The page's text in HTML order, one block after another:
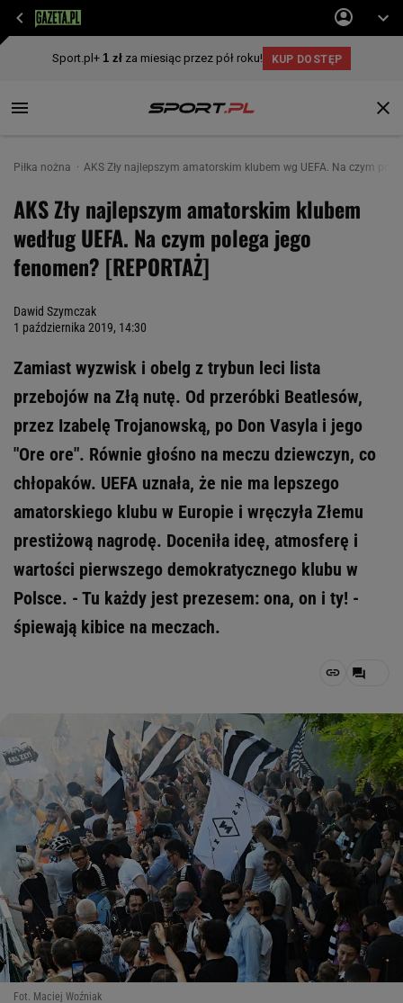
Piłka nożna AKS Zły najlepszym amatorskim klubem wg UEFA. Na czym
AKS Zły najlepszym amatorskim klubem
według UEFA. Na czym polega jego
fenomen? [REPORTAŻ]
Dawid Szymczak
1 października 2019, 14:30
Zamiast wyzwisk i obelg z trybun leci lista
przebojów na Złą nutę. Od przeróbki Beatlesów,
przez Izabelę Trojanowską, po Don Vasyla i jego
"Ore ore". Równie głośno na meczu dziewczyn, co
chłopaków. UEFA uznała, że nie ma lepszego
amatorskiego klubu w Europie i wręczyła Złemu
prestiżową nagrodę. Doceniła ideę, atmosferę i
wartości pierwszego demokratycznego klubu w
Polsce. - Tu każdy jest prezesem: ona, on i ty! -
śpiewają kibice na meczach.
Fot. Maciej Woźniak